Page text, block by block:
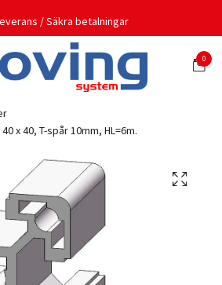
/ Säkra betalningar
0
x 40, T-spår 10mm, HL=6m.